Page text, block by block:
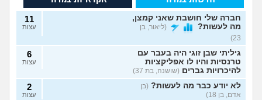
חברה שלי חושבת שאני קמצן,
מה לעשות?
(ליאור, בן
23)
11
עצות
גיליתי שבן זוגי היה בעבר עם
טרנסיות והיו לו אפליקציות
להיכרויות גברים (שושנה, בת 37)
6
עצות
לא יודע כבר מה לעשות? (בן
אדם, בן 18)
2
עצות